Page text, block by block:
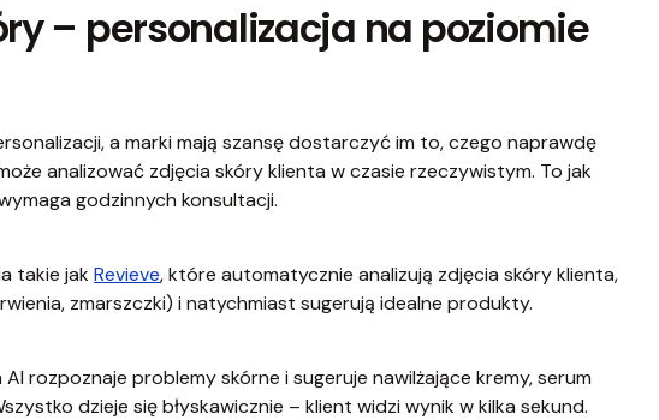
– personalizacja na poziomie
a marki mają szansę dostarczyć im to, czego naprawdę
analizować zdjęcia skóry klienta w czasie rzeczywistym. To jak
godzinnych konsultacji.
takie jak Revieve, które automatycznie analizują zdjęcia skóry klienta,
zmarszczki) i natychmiast sugerują idealne produkty.
AI rozpoznaje problemy skórne i sugeruje nawilżające kremy, serum
dzieje się błyskawicznie – klient widzi wynik w kilka sekund.